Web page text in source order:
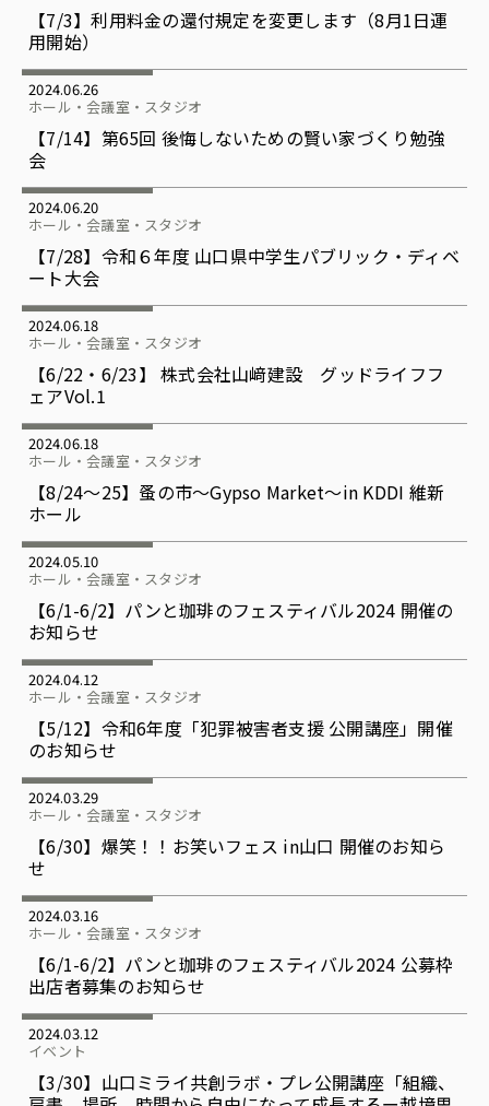
【7/3】利用料金の還付規定を変更します（8月1日運
用開始）
2024.06.26
ホール・会議室・スタジオ
【7/14】第65回 後悔しないための賢い家づくり勉強
会
2024.06.20
ホール・会議室・スタジオ
【7/28】令和６年度 山口県中学生パブリック・ディベ
ート大会
2024.06.18
ホール・会議室・スタジオ
【6/22・6/23】 株式会社山﨑建設 グッドライフフ
ェアVol.1
2024.06.18
ホール・会議室・スタジオ
【8/24〜25】蚤の市～Gypso Market～in KDDI 維新
ホール
2024.05.10
ホール・会議室・スタジオ
【6/1-6/2】パンと珈琲のフェスティバル2024 開催の
お知らせ
2024.04.12
ホール・会議室・スタジオ
【5/12】令和6年度「犯罪被害者支援 公開講座」開催
のお知らせ
2024.03.29
ホール・会議室・スタジオ
【6/30】爆笑！！お笑いフェス in山口 開催のお知ら
せ
2024.03.16
ホール・会議室・スタジオ
【6/1-6/2】パンと珈琲のフェスティバル2024 公募枠
出店者募集のお知らせ
2024.03.12
イベント
【3/30】山口ミライ共創ラボ・プレ公開講座「組織、